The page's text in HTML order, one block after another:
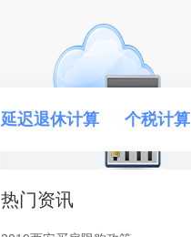
延迟退休计算 个税计算
热门资讯